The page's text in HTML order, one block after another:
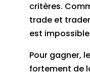
critères.
trade et
est
Pour gagner,
fortement de